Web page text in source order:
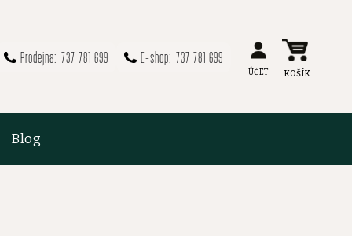
737 781 699
737 781 699
Blog